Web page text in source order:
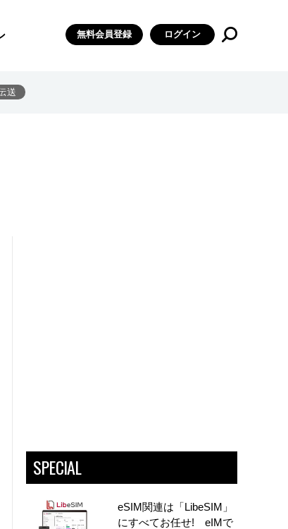
無料会員登録 ログイン
送
SPECIAL
eSIM関連は「LibeSIM」
にすべてお任せ! eIMで